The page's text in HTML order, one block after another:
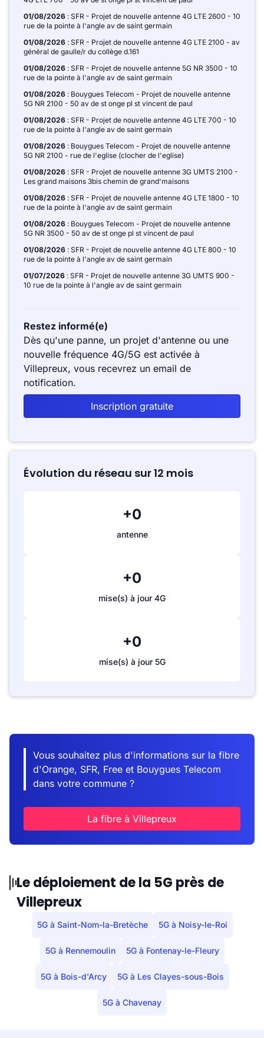
01/08/2026 : SFR - Projet de nouvelle antenne 4G LTE 2600 - 10
rue de la pointe à l'angle av de saint germain
01/08/2026 : SFR - Projet de nouvelle antenne 4G LTE 2100 - av
général de gaulle/r du collège d.161
01/08/2026 : SFR - Projet de nouvelle antenne 5G NR 3500 - 10
rue de la pointe à l'angle av de saint germain
01/08/2026 : Bouygues Telecom - Projet de nouvelle antenne
5G NR 2100 - 50 av de st onge pl st vincent de paul
01/08/2026 : SFR - Projet de nouvelle antenne 4G LTE 700 - 10
rue de la pointe à l'angle av de saint germain
01/08/2026 : Bouygues Telecom - Projet de nouvelle antenne
5G NR 2100 - rue de l'eglise (clocher de l'eglise)
01/08/2026 : SFR - Projet de nouvelle antenne 3G UMTS 2100 -
Les grand maisons 3bis chemin de grand'maisons
01/08/2026 : SFR - Projet de nouvelle antenne 4G LTE 1800 - 10
rue de la pointe à l'angle av de saint germain
01/08/2026 : Bouygues Telecom - Projet de nouvelle antenne
5G NR 3500 - 50 av de st onge pl st vincent de paul
01/08/2026 : SFR - Projet de nouvelle antenne 4G LTE 800 - 10
rue de la pointe à l'angle av de saint germain
01/07/2026 : SFR - Projet de nouvelle antenne 3G UMTS 900 -
10 rue de la pointe à l'angle av de saint germain
Restez informé(e)
Dès qu'une panne, un projet d'antenne ou une
nouvelle fréquence 4G/5G est activée à
Villepreux, vous recevrez un email de
notification.
Inscription gratuite
Évolution du réseau sur 12 mois
+0
antenne
+0
mise(s) à jour 4G
+0
mise(s) à jour 5G
Vous souhaitez plus d'informations sur la fibre
d'Orange, SFR, Free et Bouygues Telecom
dans votre commune ?
La fibre à Villepreux
Le déploiement de la 5G près de
Villepreux
5G à Saint-Nom-la-Bretèche 5G à Noisy-le-Roi
5G à Rennemoulin 5G à Fontenay-le-Fleury
5G à Bois-d'Arcy 5G à Les Clayes-sous-Bois
5G à Chavenay